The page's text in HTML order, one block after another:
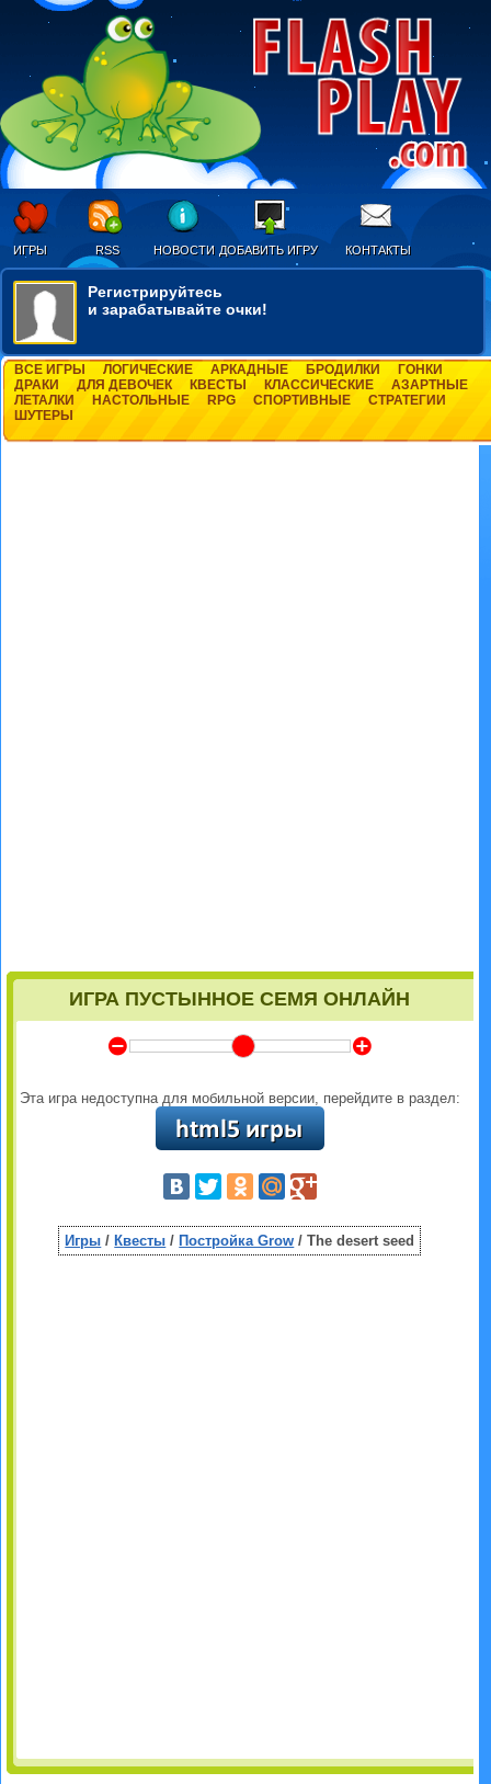
ИГРЫ RSS НОВОСТИ ДОБАВИТЬ ИГРУ КОНТАКТЫ
Регистрируйтесь
и зарабатывайте очки!
ВСЕ ИГРЫ ЛОГИЧЕСКИЕ АРКАДНЫЕ БРОДИЛКИ
ГОНКИ
ДРАКИ
ДЛЯ ДЕВОЧЕК КВЕСТЫ КЛАССИЧЕСКИЕ
АЗАРТНЫЕ
ЛЕТАЛКИ
НАСТОЛЬНЫЕ RPG СПОРТИВНЫЕ
СТРАТЕГИИ
ШУТЕРЫ
ИГРА ПУСТЫННОЕ СЕМЯ ОНЛАЙН
Y Z
Эта игра недоступна для мобильной версии, перейдите в раздел:
Игры / Квесты / Постройка Grow / The desert seed